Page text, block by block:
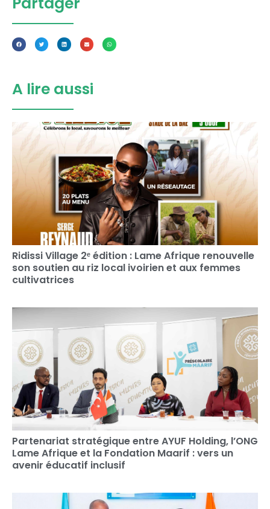
A lire aussi
Ridissi Village 2ᵉ édition : Lame Afrique renouvelle
son soutien au riz local ivoirien et aux femmes
cultivatrices
Partenariat stratégique entre AYUF Holding, l’ONG
Lame Afrique et la Fondation Maarif : vers un
avenir éducatif inclusif